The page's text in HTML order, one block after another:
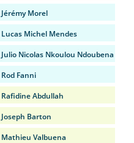
Jérémy Morel
Lucas Michel Mendes
Julio Nicolas Nkoulou Ndoubena
Rod Fanni
Rafidine Abdullah
Joseph Barton
Mathieu Valbuena